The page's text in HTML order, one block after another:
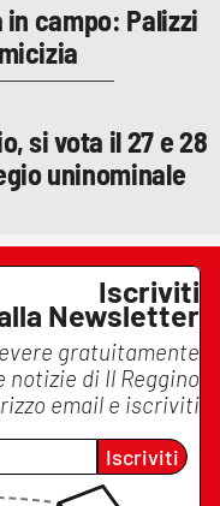
campo: Palizzi
si vota il 27 e 28
uninominale
Iscriviti
Newsletter
gratuitamente
notizie di Il Reggino
email e iscriviti
Iscriviti